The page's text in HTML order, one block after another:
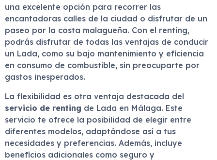
una excelente opción para recorrer las
encantadoras calles de la ciudad o disfrutar de un
paseo por la costa malagueña. Con el renting,
podrás disfrutar de todas las ventajas de conducir
un Lada, como su bajo mantenimiento y eficiencia
en consumo de combustible, sin preocuparte por
gastos inesperados.
La flexibilidad es otra ventaja destacada del
servicio de renting de Lada en Málaga. Este
servicio te ofrece la posibilidad de elegir entre
diferentes modelos, adaptándose así a tus
necesidades y preferencias. Además, incluye
beneficios adicionales como seguro y